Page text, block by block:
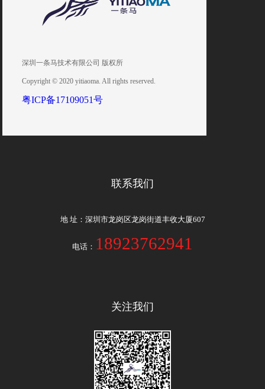
深圳一条马技术有限公司 版权所
Copyright © 2020 yitiaoma. All rights reserved.
粤ICP备17109051号
联系我们
地 址：深圳市龙岗区龙岗街道丰收大厦607
电话： 18923762941
关注我们